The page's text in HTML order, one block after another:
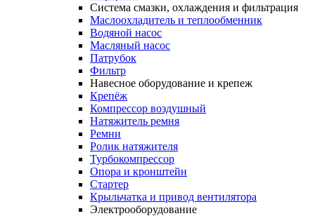
Система смазки, охлаждения и фильтрация
Маслоохладитель и теплообменник
Водяной насос
Масляный насос
Патрубок
Фильтр
Навесное оборудование и крепеж
Крепёж
Компрессор воздушный
Натяжитель ремня
Ремни
Ролик натяжителя
Турбокомпрессор
Опора и кронштейн
Стартер
Крыльчатка и привод вентилятора
Электрооборудование